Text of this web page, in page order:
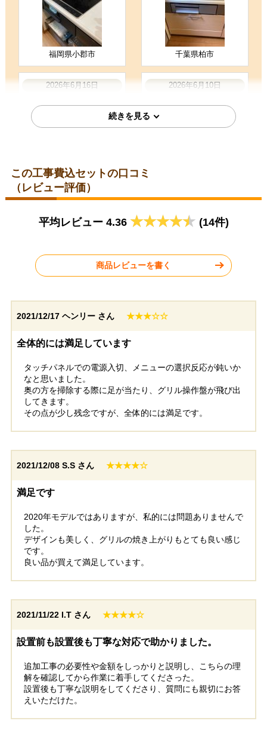
工事満足度 ★★★★★ 受注満足度 ★★★★★
購入の決め手
価格が安かった 在庫があった 問い合わせの対応が良かった
お客様の声をもっと見る
福岡県小郡市 千葉県柏市
2026年6月16日
IHクッキングヒーター KZ-
2026年6月10日
IHクッキングヒーター KZ-
パナソニック
IHクッキングヒーター KZ-
福岡県糟屋郡
パナソニック
IHクッキングヒーター KZ-
埼玉県さいたま市
工事実績をもっと見る
この工事費込セットの口コミ
（レビュー評価）
平均レビュー 4.36 (14件)
商品レビューを書く
2021/12/17 ヘンリー さん ★★★☆☆
全体的には満足しています
タッチパネルでの電源入切、メニューの選択反応が鈍いか
なと思いました。
奥の方を掃除する際に足が当たり、グリル操作盤が飛び出
してきます。
その点が少し残念ですが、全体的には満足です。
2021/12/08 S.S さん ★★★★☆
満足です
2020年モデルではありますが、私的には問題ありませんで
した。
デザインも美しく、グリルの焼き上がりもとても良い感じ
です。
良い品が買えて満足しています。
2021/11/22 I.T さん ★★★★☆
設置前も設置後も丁寧な対応で助かりました。
追加工事の必要性や金額をしっかりと説明し、こちらの理
解を確認してから作業に着手してくださった。
設置後も丁寧な説明をしてくださり、質問にも親切にお答
えいただけた。